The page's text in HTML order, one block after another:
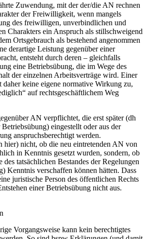
Zuwendung, mit der der/die AN rechnen
der Freiwilligkeit, wenn mangels
des freiwilligen, unverbindlichen und
Charakters ein Anspruch als stillschweigend
Ortsgebrauch als bestehend angenommen
derartige Leistung gegenüber einer
entsteht durch deren – gleichfalls
eine Betriebsübung, die im Wege des
der einzelnen Arbeitsverträge wird. Einer
keine eigene normative Wirkung zu,
auf rechtsgeschäftlichem Weg
AN verpflichtet, die erst später (dh
eingestellt oder aus der
anspruchsberechtigt werden.
hier) nicht, ob die neu eintretenden AN von
in Kenntnis gesetzt wurden, sondern, ob
tatsächlichen Bestandes der Regelungen
Kenntnis verschaffen können hätten. Dass
juristische Person des öffentlichen Rechts
einer Betriebsübung nicht aus.
Vorgangsweise kann kein berechtigtes